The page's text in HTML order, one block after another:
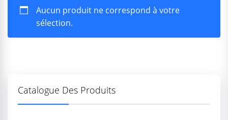
Aucun produit ne correspond à votre
sélection.
Catalogue Des Produits